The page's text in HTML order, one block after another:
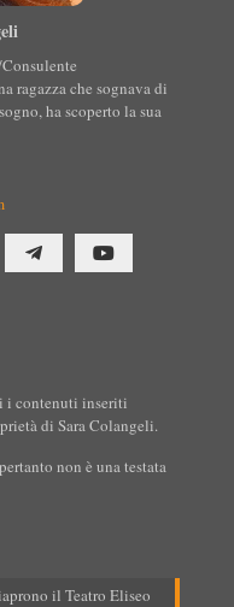
ragazza che sognava di
ha scoperto la sua
i contenuti inseriti
di Sara Colangeli.
non è una testata
il Teatro Eliseo